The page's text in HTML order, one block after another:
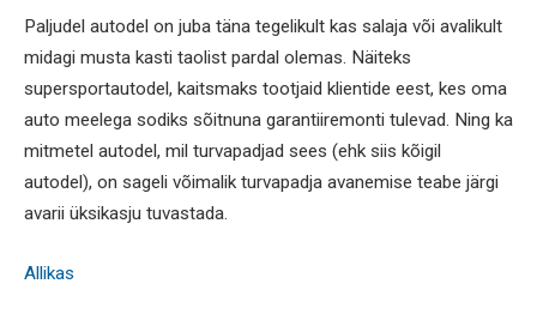
Paljudel autodel on juba täna tegelikult kas salaja või avalikult
midagi musta kasti taolist pardal olemas. Näiteks
supersportautodel, kaitsmaks tootjaid klientide eest, kes oma
auto meelega sodiks sõitnuna garantiiremonti tulevad. Ning ka
mitmetel autodel, mil turvapadjad sees (ehk siis kõigil
autodel), on sageli võimalik turvapadja avanemise teabe järgi
avarii üksikasju tuvastada.
Allikas